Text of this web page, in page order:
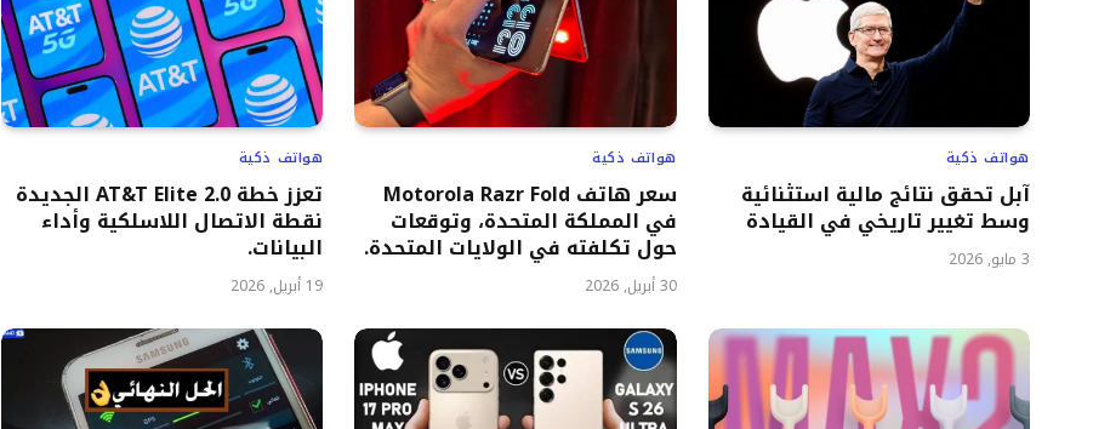
هواتف ذكية
آبل تحقق نتائج مالية استثنائية
وسط تغيير تاريخي في القيادة
3 مايو, 2026
هواتف ذكية
سعر هاتف Motorola Razr Fold
في المملكة المتحدة، وتوقعات
حول تكلفته في الولايات المتحدة.
30 أبريل, 2026
هواتف ذكية
تعزز خطة AT&T Elite 2.0 الجديدة
نقطة الاتصال اللاسلكية وأداء
البيانات.
19 أبريل, 2026